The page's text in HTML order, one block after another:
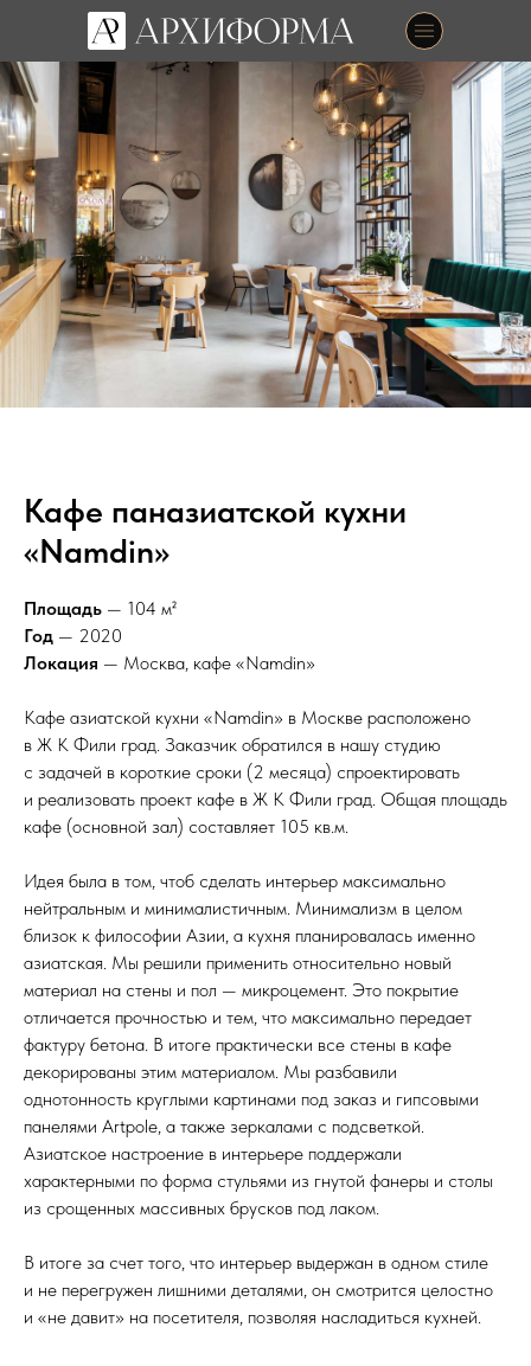
Кафе паназиатской кухни
«Namdin»
Площадь — 104 м²
Год — 2020
Локация — Москва, кафе «Namdin»
Кафе азиатской кухни «Namdin» в Москве расположено
в Ж К Фили град. Заказчик обратился в нашу студию
с задачей в короткие сроки (2 месяца) спроектировать
и реализовать проект кафе в Ж К Фили град. Общая площадь
кафе (основной зал) составляет 105 кв.м.
Идея была в том, чтоб сделать интерьер максимально
нейтральным и минималистичным. Минимализм в целом
близок к философии Азии, а кухня планировалась именно
азиатская. Мы решили применить относительно новый
материал на стены и пол — микроцемент. Это покрытие
отличается прочностью и тем, что максимально передает
фактуру бетона. В итоге практически все стены в кафе
декорированы этим материалом. Мы разбавили
однотонность круглыми картинами под заказ и гипсовыми
панелями Artpole, а также зеркалами с подсветкой.
Азиатское настроение в интерьере поддержали
характерными по форма стульями из гнутой фанеры и столы
из срощенных массивных брусков под лаком.
В итоге за счет того, что интерьер выдержан в одном стиле
и не перегружен лишними деталями, он смотрится целостно
и «не давит» на посетителя, позволяя насладиться кухней.